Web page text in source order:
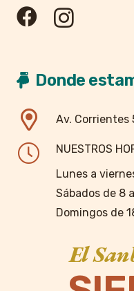
Donde
Av. Corrientes
NUESTROS
Lunes a
Sábados de 8
Domingos de
El